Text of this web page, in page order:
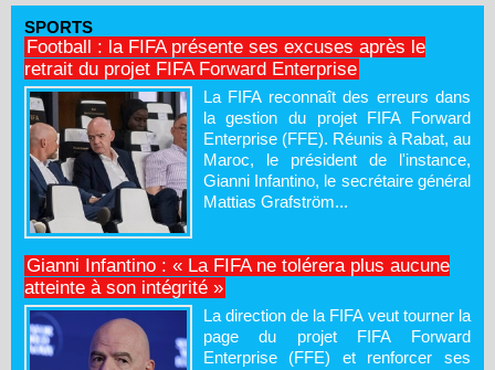
SPORTS
Football : la FIFA présente ses excuses après le
retrait du projet FIFA Forward Enterprise
La FIFA reconnaît des erreurs dans
la gestion du projet FIFA Forward
Enterprise (FFE). Réunis à Rabat, au
Maroc, le président de l'instance,
Gianni Infantino, le secrétaire général
Mattias Grafström...
Gianni Infantino : « La FIFA ne tolérera plus aucune
atteinte à son intégrité »
La direction de la FIFA veut tourner la
page du projet FIFA Forward
Enterprise (FFE) et renforcer ses